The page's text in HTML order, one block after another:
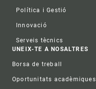
Política i Gestió
Innovació
Serveis tècnics
UNEIX-TE A NOSALTRES
Borsa de treball
Oportunitats acadèmiques